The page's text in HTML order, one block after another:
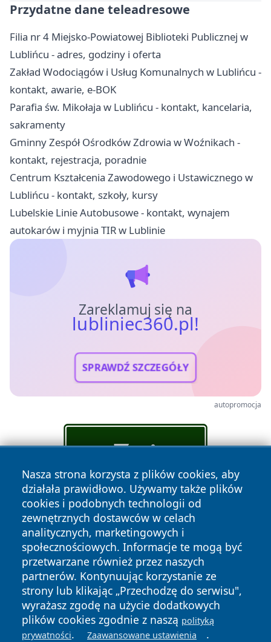
Przydatne dane teleadresowe
Filia nr 4 Miejsko-Powiatowej Biblioteki Publicznej w
Lublińcu - adres, godziny i oferta
Zakład Wodociągów i Usług Komunalnych w Lublińcu -
kontakt, awarie, e-BOK
Parafia św. Mikołaja w Lublińcu - kontakt, kancelaria,
sakramenty
Gminny Zespół Ośrodków Zdrowia w Woźnikach -
kontakt, rejestracja, poradnie
Centrum Kształcenia Zawodowego i Ustawicznego w
Lublińcu - kontakt, szkoły, kursy
Lubelskie Linie Autobusowe - kontakt, wynajem
autokarów i myjnia TIR w Lublinie
Zareklamuj się na
lubliniec360.pl!
SPRAWDŹ SZCZEGÓŁY
autopromocja
Nasza strona korzysta z plików cookies, aby
działała prawidłowo. Używamy także plików
cookies i podobnych technologii od
zewnętrznych dostawców w celach
analitycznych, marketingowych i
społecznościowych. Informacje te mogą być
przetwarzane również przez naszych
partnerów. Kontynuując korzystanie ze
strony lub klikając „Przechodzę do serwisu",
wyrażasz zgodę na użycie dodatkowych
plików cookies zgodnie z naszą polityką
prywatności. Zaawansowane ustawienia .
Copyright © 2026 lubliniec360.pl Wszystkie prawa
zastrzeżone.